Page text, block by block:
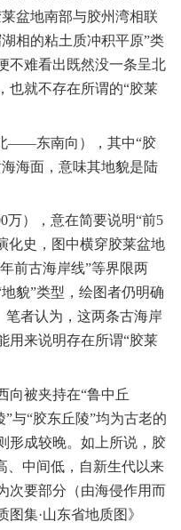
盆地南部与胶州湾相联
相的粘土质冲积平原”类
不难看出既然没一条呈北
也就不存在所谓的“胶莱
——东南向），其中“胶
海面，意味其地貌是陆
万），意在简要说明“前5
化史，图中横穿胶莱盆地
年前古海岸线”等界限两
貌”类型，绘图者仍明确
笔者认为，这两条古海岸
用来说明存在所谓“胶莱
向被夹持在“鲁中丘
”与“胶东丘陵”均为古老的
形成较晚。如上所说，胶
、中间低，自新生代以来
次要部分（由海侵作用而
集·山东省地质图》